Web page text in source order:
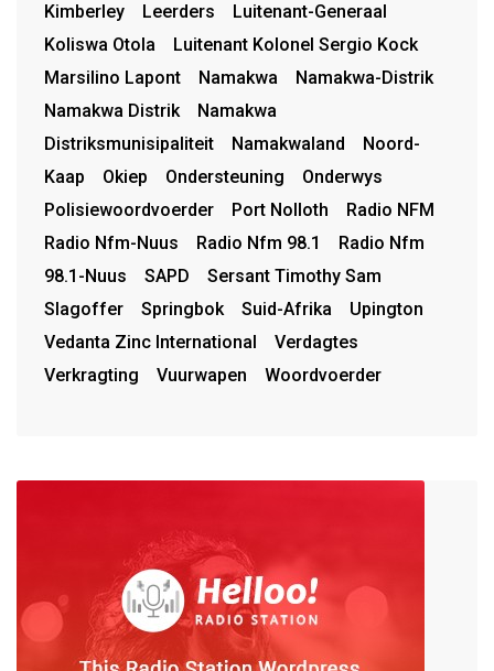
Kimberley
Leerders
Luitenant-Generaal
Koliswa Otola
Luitenant Kolonel Sergio Kock
Marsilino Lapont
Namakwa
Namakwa-Distrik
Namakwa Distrik
Namakwa
Distriksmunisipaliteit
Namakwaland
Noord-
Kaap
Okiep Ondersteuning
Onderwys
Polisiewoordvoerder
Port Nolloth
Radio NFM
Radio Nfm-Nuus
Radio Nfm 98.1
Radio Nfm
98.1-Nuus
SAPD
Sersant Timothy Sam
Slagoffer
Springbok Suid-Afrika
Upington
Vedanta Zinc International
Verdagtes
Verkragting
Vuurwapen Woordvoerder